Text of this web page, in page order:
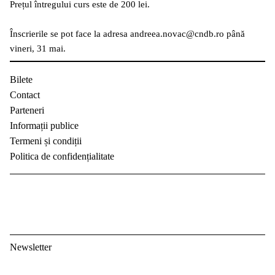
Prețul întregului curs este de 200 lei.
Înscrierile se pot face la adresa andreea.novac@cndb.ro până
vineri, 31 mai.
Bilete
Contact
Parteneri
Informații publice
Termeni și condiții
Politica de confidențialitate
Newsletter